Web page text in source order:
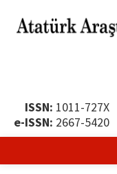
ISSN: 1011-727X
e-ISSN: 2667-5420